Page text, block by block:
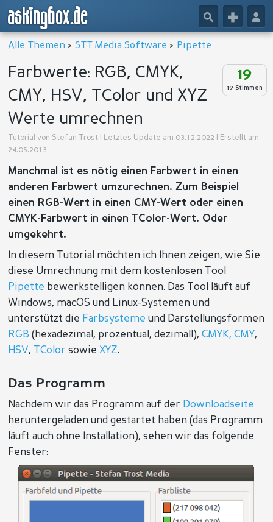
askingbox.de 👤
+
🔎
Alle Themen >STT Media Software > Pipette
19
19 Stimmen
Farbwerte: RGB, CMYK,
CMY, HSV, TColor und XYZ
Werte umrechnen
Tutorial von Stefan Trost | Letztes Update am 03.12.2022 | Erstellt am
24.05.2013
Manchmal ist es nötig einen Farbwert in einen
anderen Farbwert umzurechnen. Zum Beispiel
einen RGB-Wert in einen CMY-Wert oder einen
CMYK-Farbwert in einen TColor-Wert. Oder
umgekehrt.
In diesem Tutorial möchten ich Ihnen zeigen, wie Sie
diese Umrechnung mit dem kostenlosen Tool
Pipette bewerkstelligen können. Das Tool läuft auf
Windows, macOS und Linux-Systemen und
unterstützt die Farbsysteme und Darstellungsformen
RGB (hexadezimal, prozentual, dezimall),CMYK, CMY,
HSV, TColor sowieXYZ.
Das Programm
Nachdem wir das Programm auf der Downloadseite
heruntergeladen und gestartet haben (das Programm
läuft auch ohne Installation), sehen wir das folgende
Fenster: